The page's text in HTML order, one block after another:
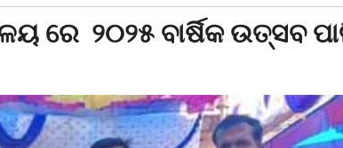
ରେ ୨୦୨୫ ବାର୍ଷିକ ଉତ୍ସବ